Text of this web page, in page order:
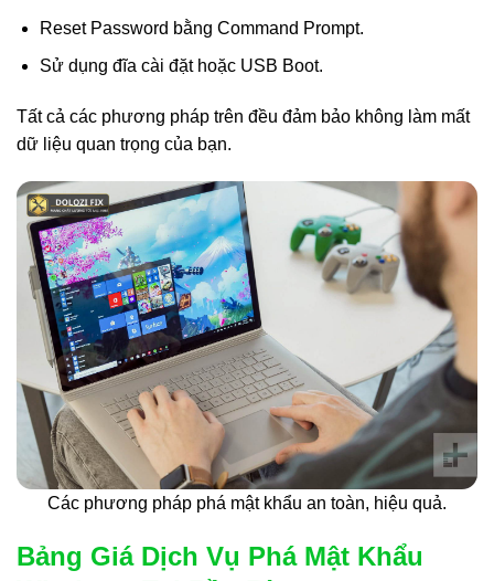
Reset Password bằng Command Prompt.
Sử dụng đĩa cài đặt hoặc USB Boot.
Tất cả các phương pháp trên đều đảm bảo không làm mất
dữ liệu quan trọng của bạn.
Các phương pháp phá mật khẩu an toàn, hiệu quả.
Bảng Giá Dịch Vụ Phá Mật Khẩu